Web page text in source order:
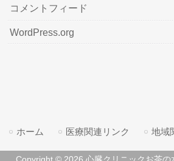
コメントフィード
WordPress.org
ホーム 医療関連リンク 地域